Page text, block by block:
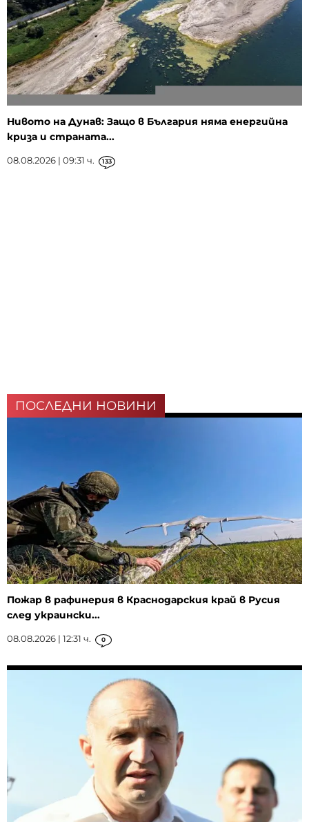
Нивото на Дунав: Защо в България няма енергийна
криза и страната...
08.08.2026 | 09:31 ч. 133
ПОСЛЕДНИ НОВИНИ
Пожар в рафинерия в Краснодарския край в Русия
след украински...
08.08.2026 | 12:31 ч. 0